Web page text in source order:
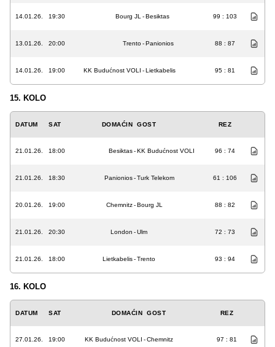
14.01.26. 19:30 Bourg JL -Besiktas 99 : 103
13.01.26. 20:00 Trento-Panionios 88 : 87
14.01.26. 19:00 KK Budućnost VOLI -Lietkabelis 95 : 81
15. KOLO
DATUM SAT DOMAĆIN GOST REZ
21.01.26. 18:00 Besiktas-KK Budućnost VOLI 96 : 74
21.01.26. 18:30 Panionios-Turk Telekom 61 : 106
20.01.26. 19:00 Chemnitz-Bourg JL 88 : 82
21.01.26. 20:30 London -Ulm 72 : 73
21.01.26. 18:00 Lietkabelis-Trento 93 : 94
16. KOLO
DATUM SAT DOMAĆIN GOST REZ
27.01.26. 19:00 KK Budućnost VOLI -Chemnitz 97 : 81